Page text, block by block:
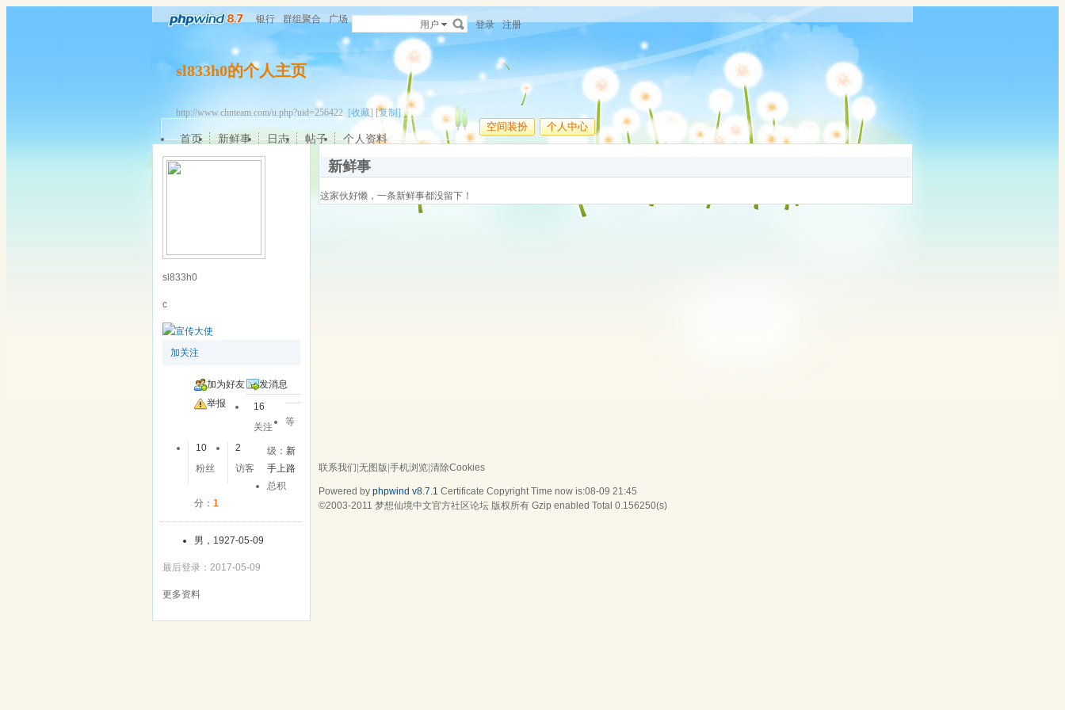
银行 群组聚合 广场 用户 登录 注册
sl833h0的个人主页
http://www.chnteam.com/u.php?uid=256422 [收藏] [复制]
空间装扮 个人中心
首页 新鲜事 日志 帖子 个人资料
sl833h0
c
加关注
加为好友
发消息
举报
16
关注
10
粉丝
2
访客
等
级：新
手上路
总积
分： 1
男，1927-05-09
最后登录：2017-05-09
更多资料
新鲜事
这家伙好懒，一条新鲜事都没留下！
联系我们 无图版 手机浏览 清除Cookies
Powered by phpwind v8.7.1 Certificate Copyright Time now is:08-09 21:45
©2003-2011 梦想仙境中文官方社区论坛 版权所有 Gzip enabled Total 0.156250(s)